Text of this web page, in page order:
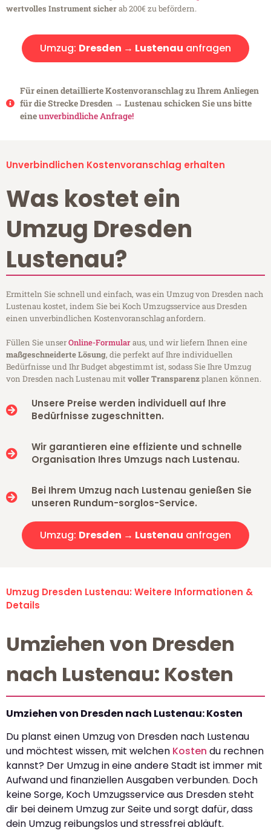
wertvolles Instrument sicherab 200€ zu befördern.
Umzug: Dresden → Lustenau anfragen
Für einen detaillierte Kostenvoranschlag zu Ihrem Anliegen
für die Strecke Dresden → Lustenau schicken Sie uns bitte
eineunverbindliche Anfrage!
Unverbindlichen Kostenvoranschlag erhalten
Was kostet ein
Umzug Dresden
Lustenau?
Ermitteln Sie schnell und einfach, was ein Umzug von Dresden nach
Lustenau kostet, indem Sie bei Koch Umzugsservice aus Dresden
einen unverbindlichen Kostenvoranschlag anfordern.
Füllen Sie unserOnline-Formularaus, und wir liefern Ihnen eine
maßgeschneiderte Lösung, die perfekt auf Ihre individuellen
Bedürfnisse und Ihr Budget abgestimmt ist, sodass Sie Ihre Umzug
von Dresden nach Lustenau mitvoller Transparenzplanen können.
Unsere Preise werden individuell auf Ihre
Bedürfnisse zugeschnitten.
Wir garantieren eine effiziente und schnelle
Organisation Ihres Umzugs nach Lustenau.
Bei Ihrem Umzug nach Lustenau genießen Sie
unseren Rundum-sorglos-Service.
Umzug: Dresden → Lustenau anfragen
Umzug Dresden Lustenau: Weitere Informationen &
Details
Umziehen von Dresden
nach Lustenau: Kosten
Umziehen von Dresden nach Lustenau: Kosten
Du planst einen Umzug von Dresden nach Lustenau
und möchtest wissen, mit welchen Kosten du rechnen
kannst? Der Umzug in eine andere Stadt ist immer mit
Aufwand und finanziellen Ausgaben verbunden. Doch
keine Sorge, Koch Umzugsservice aus Dresden steht
dir bei deinem Umzug zur Seite und sorgt dafür, dass
dein Umzug reibungslos und stressfrei abläuft.